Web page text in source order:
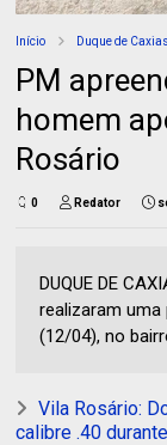
Início Duque de Caxias
PM
homem
Rosário
0 Redator
DUQUE DE
realizaram
(12/04), no
Vila Rosário:
calibre .40